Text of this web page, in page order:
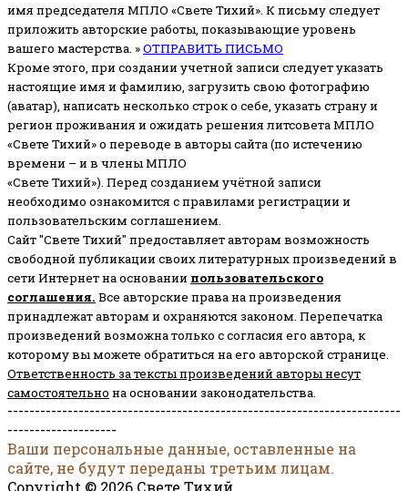
имя председателя МПЛО «Свете Тихий». К письму следует
приложить авторские работы, показывающие уровень
вашего мастерства. »ОТПРАВИТЬ ПИСЬМО
Кроме этого, при создании учетной записи следует указать
настоящие имя и фамилию, загрузить свою фотографию
(аватар), написать несколько строк о себе, указать страну и
регион проживания и ожидать решения литсовета МПЛО
«Свете Тихий» о переводе в авторы сайта (по истечению
времени – и в члены МПЛО
«Свете Тихий»). Перед созданием учётной записи
необходимо ознакомится с правилами регистрации и
пользовательским соглашением.
Сайт "Свете Тихий" предоставляет авторам возможность
свободной публикации своих литературных произведений в
сети Интернет на основании пользовательского
соглашения. Все авторские права на произведения
принадлежат авторам и охраняются законом. Перепечатка
произведений возможна только с согласия его автора, к
которому вы можете обратиться на его авторской странице.
Ответственность за тексты произведений авторы несут
самостоятельно на основании законодательства.
------------------------------------------------------------------------
--------------------
Ваши персональные данные, оставленные на
сайте, не будут переданы третьим лицам.
Copyright © 2026 Свете Тихий